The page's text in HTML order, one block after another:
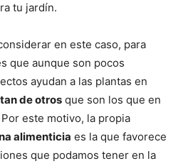
tu jardín.
en este caso, para
que aunque son pocos
ayudan a las plantas en
de otros que son los que en
este motivo, la propia
alimenticia es la que favorece
que podamos tener en la